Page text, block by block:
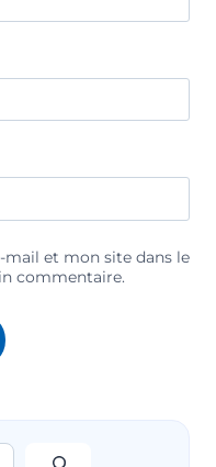
et mon site dans le
commentaire.